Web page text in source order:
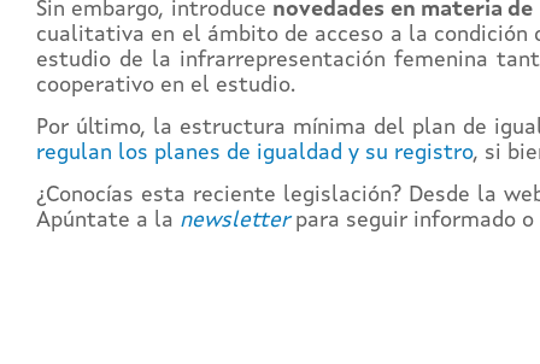
Sin embargo, introduce novedades en materia
cualitativa en el ámbito de acceso a la condición
estudio de la infrarrepresentación femenina
cooperativo en el estudio.
Por último, la estructura mínima del plan de
regulan los planes de igualdad y su registro, si
¿Conocías esta reciente legislación? Desde la
Apúntate a la newsletterpara seguir informado o